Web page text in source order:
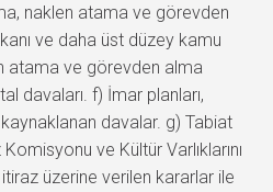
naklen atama ve görevden
ve daha üst düzey kamu
atama ve görevden alma
davaları. f) İmar planları,
davalar. g) Tabiat
ve Kültür Varlıklarını
üzerine verilen kararlar ile